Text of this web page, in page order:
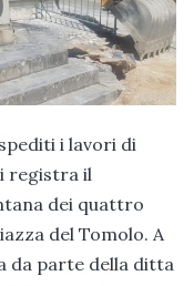
i lavori di
registra il
dei quattro
del Tomolo. A
da parte della ditta